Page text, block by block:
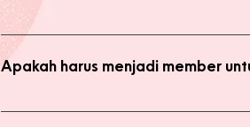
Ada 2 jenis produk yang ada di website,
Apakah harus menjadi member
Anda tidak perlu bergabung menjadi